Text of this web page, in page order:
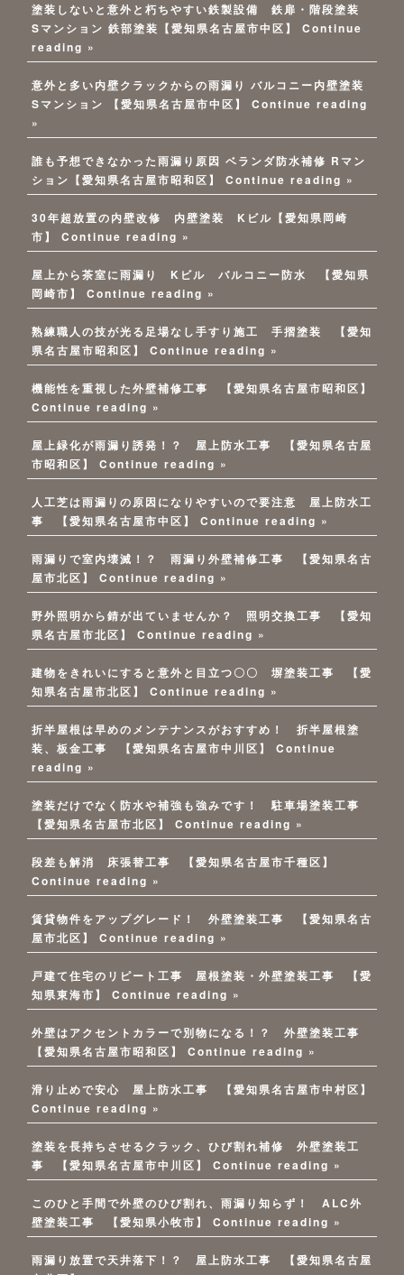
塗装しないと意外と朽ちやすい鉄製設備 鉄扉・階段塗装
Sマンション 鉄部塗装【愛知県名古屋市中区】
Continue
reading »
意外と多い内壁クラックからの雨漏り バルコニー内壁塗装
Sマンション 【愛知県名古屋市中区】
Continue reading
»
誰も予想できなかった雨漏り原因 ベランダ防水補修 Rマン
ション【愛知県名古屋市昭和区】
Continue reading »
30年超放置の内壁改修 内壁塗装 Kビル【愛知県岡崎
市】
Continue reading »
屋上から茶室に雨漏り Kビル バルコニー防水 【愛知県
岡崎市】
Continue reading »
熟練職人の技が光る足場なし手すり施工 手摺塗装 【愛知
県名古屋市昭和区】
Continue reading »
機能性を重視した外壁補修工事 【愛知県名古屋市昭和区】
Continue reading »
屋上緑化が雨漏り誘発！？ 屋上防水工事 【愛知県名古屋
市昭和区】
Continue reading »
人工芝は雨漏りの原因になりやすいので要注意 屋上防水工
事 【愛知県名古屋市中区】
Continue reading »
雨漏りで室内壊滅！？ 雨漏り外壁補修工事 【愛知県名古
屋市北区】
Continue reading »
野外照明から錆が出ていませんか？ 照明交換工事 【愛知
県名古屋市北区】
Continue reading »
建物をきれいにすると意外と目立つ〇〇 塀塗装工事 【愛
知県名古屋市北区】
Continue reading »
折半屋根は早めのメンテナンスがおすすめ！ 折半屋根塗
装、板金工事 【愛知県名古屋市中川区】
Continue
reading »
塗装だけでなく防水や補強も強みです！ 駐車場塗装工事
【愛知県名古屋市北区】
Continue reading »
段差も解消 床張替工事 【愛知県名古屋市千種区】
Continue reading »
賃貸物件をアップグレード！ 外壁塗装工事 【愛知県名古
屋市北区】
Continue reading »
戸建て住宅のリピート工事 屋根塗装・外壁塗装工事 【愛
知県東海市】
Continue reading »
外壁はアクセントカラーで別物になる！？ 外壁塗装工事
【愛知県名古屋市昭和区】
Continue reading »
滑り止めで安心 屋上防水工事 【愛知県名古屋市中村区】
Continue reading »
塗装を長持ちさせるクラック、ひび割れ補修 外壁塗装工
事 【愛知県名古屋市中川区】
Continue reading »
このひと手間で外壁のひび割れ、雨漏り知らず！ ALC外
壁塗装工事 【愛知県小牧市】
Continue reading »
雨漏り放置で天井落下！？ 屋上防水工事 【愛知県名古屋